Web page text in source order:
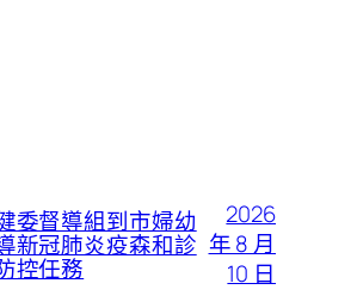
委督導組到市婦幼
新冠肺炎疫森和診
控任務
2026
年 8 月
10 日